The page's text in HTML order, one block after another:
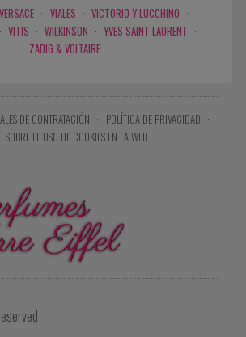
VERSACE · VIALES · VICTORIO Y LUCCHINO ·
· VITIS · WILKINSON · YVES SAINT LAURENT ·
ZADIG & VOLTAIRE
DE CONTRATACIÓN · POLÍTICA DE PRIVACIDAD ·
SOBRE EL USO DE COOKIES EN LA WEB